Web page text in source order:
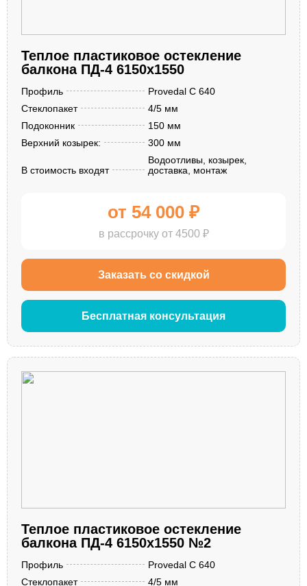
Теплое пластиковое остекление
балкона ПД-4 6150x1550
Профиль
Provedal С 640
Стеклопакет
4/5 мм
Подоконник
150 мм
Верхний козырек:
300 мм
В стоимость входят
Водоотливы, козырек,
доставка, монтаж
от 54 000 ₽
в рассрочку от 4500 ₽
Заказать со скидкой
Бесплатная консультация
Теплое пластиковое остекление
балкона ПД-4 6150x1550 №2
Профиль
Provedal С 640
Стеклопакет
4/5 мм